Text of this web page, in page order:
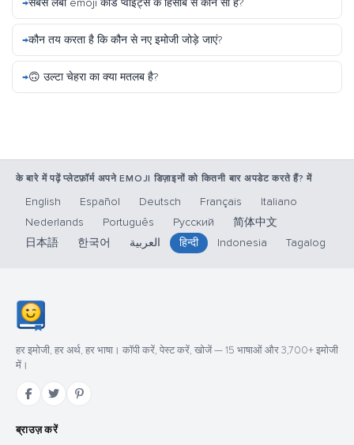
सबसे लंबा emoji कोड प्वाइंट्स के हिसाब से कौन सा है?
कौन तय करता है कि कौन से नए इमोजी जोड़े जाएं?
🙃 उल्टा चेहरा का क्या मतलब है?
के बारे में पढ़ें प्लेटफ़ॉर्म अपने EMOJI डिज़ाइनों को कितनी बार अपडेट करते हैं? में
English Español Deutsch Français
Italiano
Nederlands
Português Русский
简体中文
日本語
한국어 العربية हिन्दी Indonesia Tagalog
हर इमोजी, हर अर्थ, हर भाषा। कॉपी करें, पेस्ट करें, खोजें — 15 भाषाओं और 3,700+ इमोजी
में।
ब्राउज़ करें